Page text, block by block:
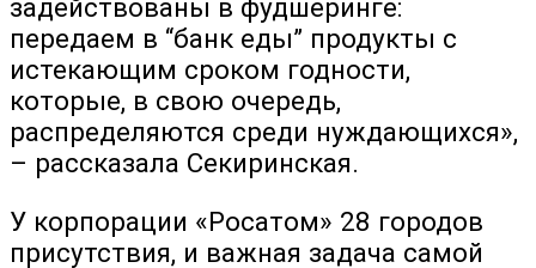
задействованы в фудшеринге:
передаем в “банк еды” продукты с
истекающим сроком годности,
которые, в свою очередь,
распределяются среди нуждающихся»,
– рассказала Секиринская.
У корпорации «Росатом» 28 городов
присутствия, и важная задача самой